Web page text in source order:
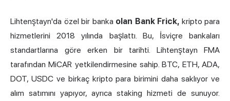
Lihtenştayn'da özel bir banka olan Bank Frick, kripto para
hizmetlerini 2018 yılında başlattı. Bu, İsviçre bankaları
standartlarına göre erken bir tarihti. Lihtenştayn FMA
tarafından MiCAR yetkilendirmesine sahip. BTC, ETH, ADA,
DOT, USDC ve birkaç kripto para birimini daha saklıyor ve
alım satımını yapıyor, ayrıca staking hizmeti de sunuyor.